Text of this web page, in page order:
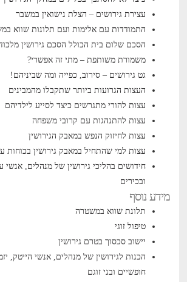
עצירת גירושים – הצלת נישואין במשבר
התמודדות עם אלימות ועם תלונות שווא
הסכם שלום בית הכולל הסכם גירושין
משמורת משותפת – מתי זה אפשרי?
גט גירושים – סירוב, כפייה ומה שביניהם!
העצות הגרועות ביותר שתקבלו מהמבינים
עצות להורי מתגרשים כיצד לסייע לילדיהם
עצות להתנהגות עם קרובי משפחה
עצות לחיזוק הנפש במאבק הגירושין
עצות למי שהתחיל במאבק גירושין בכוחות
חידושים בהליכי גירושין של מנהלים, אנשי
ובכירים
מידע נוסף
תלונת שווא במשטרה
טיפול זוגי
יישוב סכסוך בטרם גירושין
הכנות לגירושין של מנהלים, אנשי הייטק,
חופשיים ובני זוגם